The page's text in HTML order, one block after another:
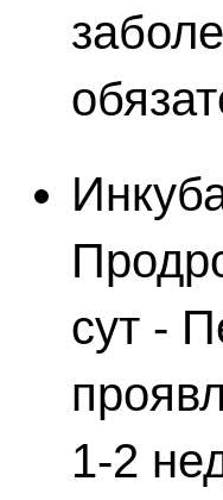
сут -
1-2